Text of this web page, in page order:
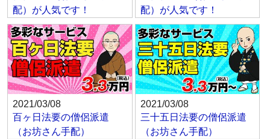
配）が人気です！
配）が人気です！
2021/03/08
百ヶ日法要の僧侶派遣
（お坊さん手配）
2021/03/08
三十五日法要の僧侶派遣
（お坊さん手配）